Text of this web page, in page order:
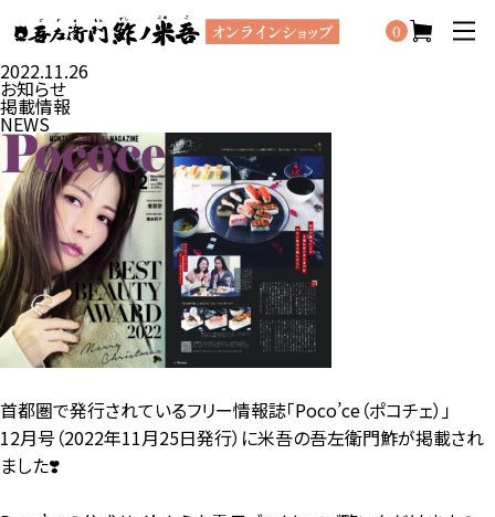
0
2022.11.26
お知らせ
掲載情報
NEWS
首都圏で発行されているフリー情報誌「Poco’ce（ポコチェ）」
12月号（2022年11月25日発行）に米吾の吾左衛門鮓が掲載され
ました❣️